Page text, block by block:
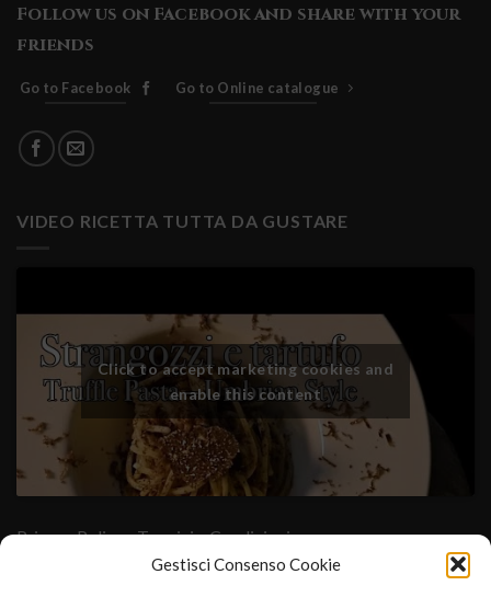
Gestisci Consenso Cookie
Follow us on Facebook and share with your
friends
Go to Facebook Go to Online catalogue
VIDEO RICETTA TUTTA DA GUSTARE
Click to accept marketing cookies and
enable this content
Privacy Policy- Termini e Condizioni